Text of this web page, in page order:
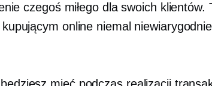
czegoś miłego dla swoich klientów.
online niemal